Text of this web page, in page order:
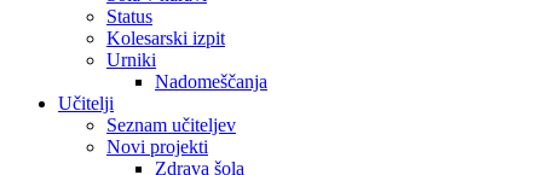
Status
Kolesarski izpit
Urniki
Nadomeščanja
Učitelji
Seznam učiteljev
Novi projekti
Zdrava šola